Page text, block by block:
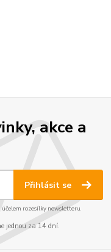
akce a
Přihlásit se
rozesílky newsletteru.
jednou za 14 dní.